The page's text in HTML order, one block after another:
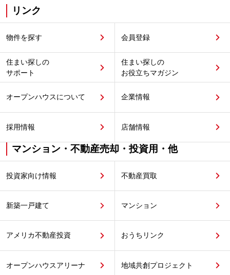
リンク
物件を探す 会員登録
住まい探しの
サポート
住まい探しの
お役立ちマガジン
オープンハウスについて 企業情報
採用情報 店舗情報
マンション・不動産売却・投資用・他
投資家向け情報 不動産買取
新築一戸建て マンション
アメリカ不動産投資 おうちリンク
オープンハウスアリーナ 地域共創プロジェクト